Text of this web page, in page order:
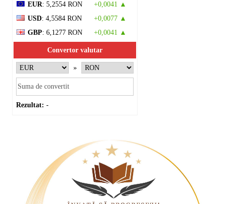
EUR: 5,2554 RON
+0,0041 ▲
USD: 4,5584 RON
+0,0077 ▲
GBP: 6,1277 RON +0,0041 ▲
Convertor valutar
»
Rezultat: -